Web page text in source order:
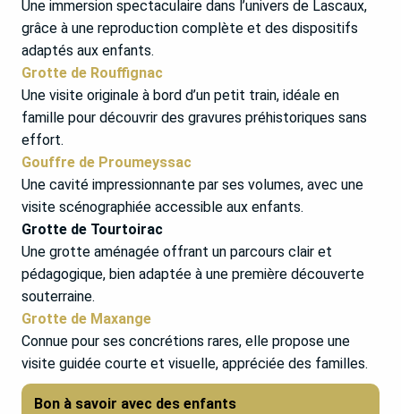
Une immersion spectaculaire dans l’univers de Lascaux,
grâce à une reproduction complète et des dispositifs
adaptés aux enfants.
Grotte de Rouffignac
Une visite originale à bord d’un petit train, idéale en
famille pour découvrir des gravures préhistoriques sans
effort.
Gouffre de Proumeyssac
Une cavité impressionnante par ses volumes, avec une
visite scénographiée accessible aux enfants.
Grotte de Tourtoirac
Une grotte aménagée offrant un parcours clair et
pédagogique, bien adaptée à une première découverte
souterraine.
Grotte de Maxange
Connue pour ses concrétions rares, elle propose une
visite guidée courte et visuelle, appréciée des familles.
Bon à savoir avec des enfants